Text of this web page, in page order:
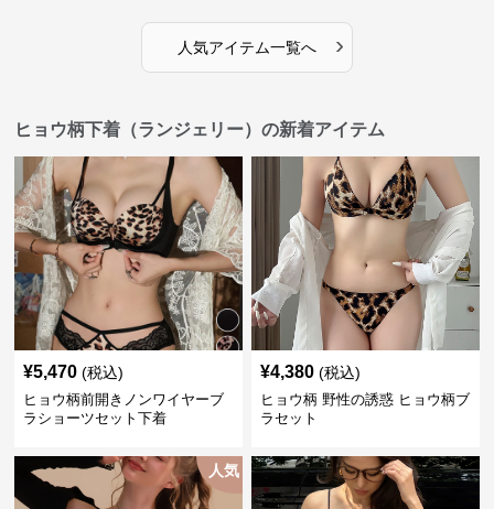
人気アイテム一覧へ ›
ヒョウ柄下着（ランジェリー）の新着アイテム
¥5,470 (税込)
ヒョウ柄前開きノンワイヤーブ
ラショーツセット下着
¥4,380 (税込)
ヒョウ柄 野性の誘惑 ヒョウ柄ブ
ラセット
人気